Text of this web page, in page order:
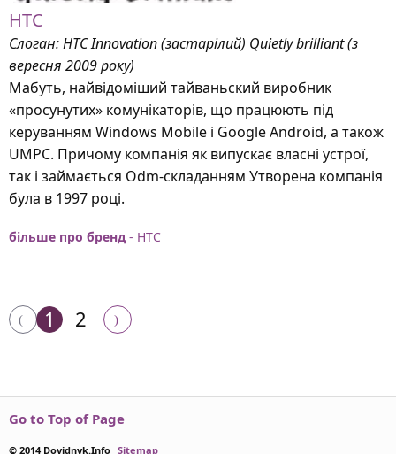
HTC
Слоган: HTC Innovation (застарілий) Quietly brilliant (з
вересня 2009 року)
Мабуть, найвідоміший тайваньский виробник
«просунутих» комунікаторів, що працюють під
керуванням Windows Mobile і Google Android, а також
UMPC. Причому компанія як випускає власні устрої,
так і займається Odm-складанням Утворена компанія
була в 1997 році.
більше про бренд - HTC
1 2
Go to Top of Page
© 2014 Dovidnyk.Info Sitemap